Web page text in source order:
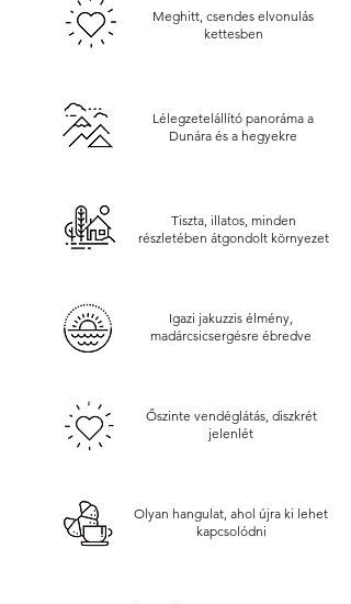
Meghitt, csendes elvonulás
kettesben
Lélegzetelállító panoráma a
Dunára és a hegyekre
Tiszta, illatos, minden
részletében átgondolt környezet
Igazi jakuzzis élmény,
madárcsicsergésre ébredve
Őszinte vendéglátás, diszkrét
jelenlét
Olyan hangulat, ahol újra ki lehet
kapcsolódni